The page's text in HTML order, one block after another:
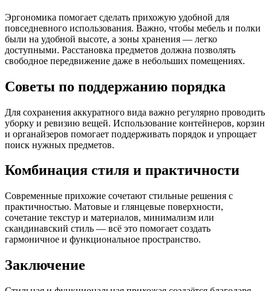
Эргономика помогает сделать прихожую удобной для
повседневного использования. Важно, чтобы мебель и полки
были на удобной высоте, а зоны хранения — легко
доступными. Расстановка предметов должна позволять
свободное передвижение даже в небольших помещениях.
Советы по поддержанию порядка
Для сохранения аккуратного вида важно регулярно проводить
уборку и ревизию вещей. Использование контейнеров, корзин
и органайзеров помогает поддерживать порядок и упрощает
поиск нужных предметов.
Комбинация стиля и практичности
Современные прихожие сочетают стильные решения с
практичностью. Матовые и глянцевые поверхности,
сочетание текстур и материалов, минимализм или
скандинавский стиль — всё это помогает создать
гармоничное и функциональное пространство.
Заключение